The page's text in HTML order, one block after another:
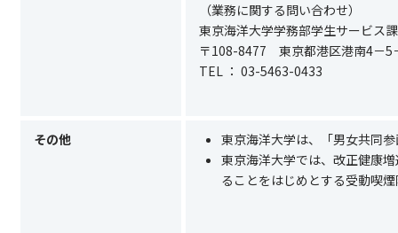
（業務に関する問い合わせ）
東京海洋大学学務部学生サービス
〒108-8477 東京都港区港南4－5
TEL ： 03-5463-0433
その他
東京海洋大学は、「男女共同
東京海洋大学では、改正健康
ることをはじめとする受動喫